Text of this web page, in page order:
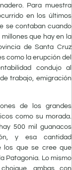
Para muestra
en los últimos
se contaban cuando
millones que hay en la
de Santa Cruz
como la erupción del
condujo al
trabajo, emigración
de los grandes
como su morada.
500 mil guanacos
y esa cantidad
los que se cree que
Patagonia. Lo mismo
ambas con